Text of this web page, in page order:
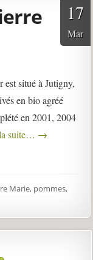
17
Mar
situé à Jutigny,
en bio agréé
en 2001, 2004
suite… →
Marie, pommes,